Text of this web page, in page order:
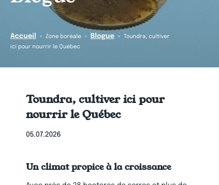
Accueil » Zone boréale » Blogue »
Toundra, cultiver
ici pour nourrir le Québec
Toundra, cultiver ici pour
nourrir le Québec
05.07.2026
Un climat propice à la croissance